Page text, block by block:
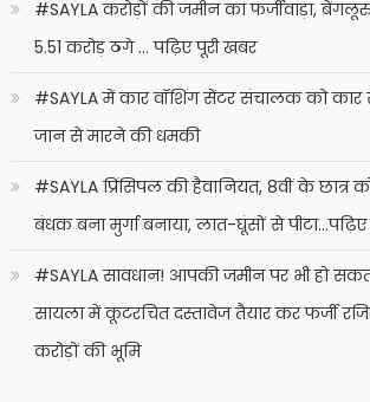
#SAYLA करोड़ों की जमीन का फर्जीवाड़ा,
5.51 करोड़ ठगे … पढ़िए पूरी खबर
#SAYLA में कार वॉशिंग सेंटर संचालक को
जान से मारने की धमकी
#SAYLA प्रिंसिपल की हैवानियत, 8वीं के
बंधक बना मुर्गा बनाया, लात-घूंसों से
#SAYLA सावधान! आपकी जमीन पर भी हो
सायला में कूटरचित दस्तावेज तैयार कर फर्जी
करोड़ों की भूमि